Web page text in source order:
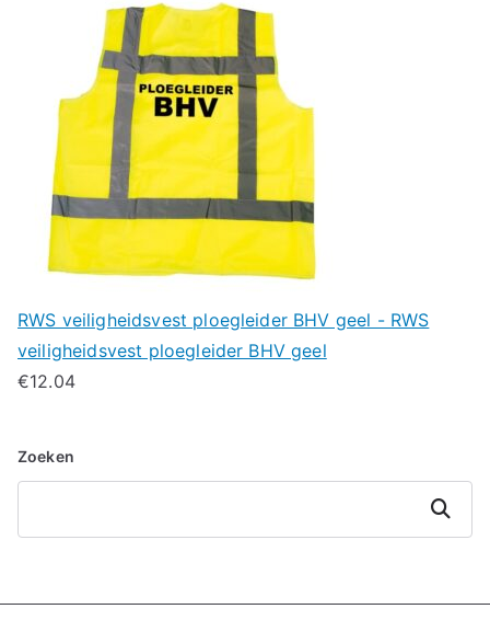
RWS veiligheidsvest ploegleider BHV geel - RWS
veiligheidsvest ploegleider BHV geel
€12.04
Zoeken
Zoeken